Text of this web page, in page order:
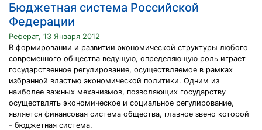
Бюджетная система Российской
Федерации
Реферат, 13 Января 2012
В формировании и развитии экономической структуры любого
современного общества ведущую, определяющую роль играет
государственное регулирование, осуществляемое в рамках
избранной властью экономической политики. Одним из
наиболее важных механизмов, позволяющих государству
осуществлять экономическое и социальное регулирование,
является финансовая система общества, главное звено которой
- бюджетная система.